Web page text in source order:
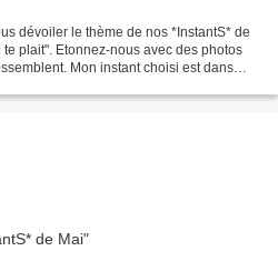
dévoiler le thème de nos *InstantS* de
plait". Etonnez-nous avec des photos
Mon instant choisi est dans